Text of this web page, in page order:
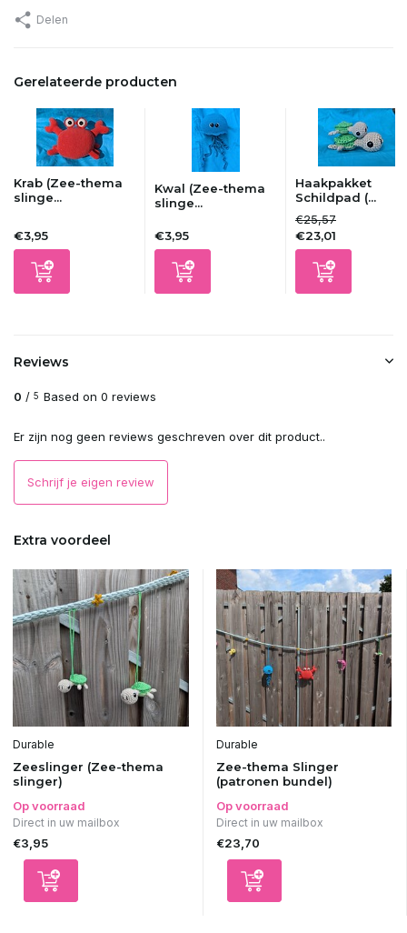
Delen
Gerelateerde producten
Krab (Zee-thema
slinge...
€3,95
Kwal (Zee-thema
slinge...
€3,95
Haakpakket
Schildpad (...
€25,57
€23,01
Reviews
0 / 5 Based on 0 reviews
Er zijn nog geen reviews geschreven over dit product..
Schrijf je eigen review
Extra voordeel
Durable
Zeeslinger (Zee-thema
slinger)
Op voorraad
Direct in uw mailbox
€3,95
Durable
Zee-thema Slinger
(patronen bundel)
Op voorraad
Direct in uw mailbox
€23,70